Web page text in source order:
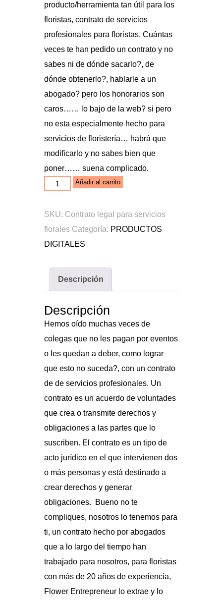
producto/herramienta tan útil para los
floristas, contrato de servicios
profesionales para floristas. Cuántas
veces te han pedido un contrato y no
sabes ni de dónde sacarlo?, de
dónde obtenerlo?, hablarle a un
abogado? pero los honorarios son
caros…… lo bajo de la web? si pero
no esta especialmente hecho para
servicios de floristería… habrá que
modificarlo y no sabes bien que
poner…… suena complicado.
Contrato
para
servicios
florales
Añadir al carrito
SKU: Contrato legal para servicios
florales Categoría: PRODUCTOS
DIGITALES
Descripción
Descripción
Hemos oído muchas veces de
colegas que no les pagan por eventos
o les quedan a deber, como lograr
que esto no suceda?, con un contrato
de de servicios profesionales. Un
contrato es un acuerdo de voluntades
que crea o transmite derechos y
obligaciones a las partes que lo
suscriben. El contrato es un tipo de
acto jurídico en el que intervienen dos
o más personas y está destinado a
crear derechos y generar
obligaciones. Bueno no te
compliques, nosotros lo tenemos para
ti, un contrato hecho por abogados
que a lo largo del tiempo han
trabajado para nosotros, para floristas
con más de 20 años de experiencia,
Flower Entrepreneur lo extrae y lo